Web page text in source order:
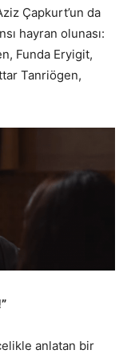
Çapkurt’un da
hayran olunası:
Funda Eryigit,
Tanriögen,
anlatan bir